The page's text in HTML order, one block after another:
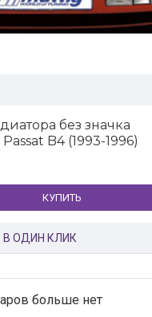
без значка
B4 (1993-1996)
КУПИТЬ
В ОДИН КЛИК
больше нет